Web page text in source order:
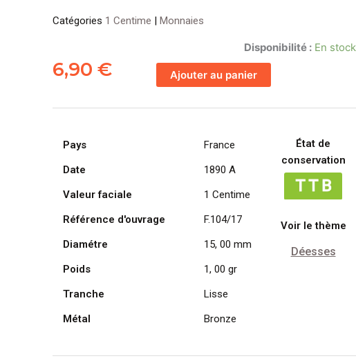
Catégories 1 Centime | Monnaies
6,90 €
Disponibilité : En stock
de
FRANCE,
de
Paris
Ajouter au panier
Pays
France
Date
1890 A
Valeur faciale
1 Centime
Référence d'ouvrage
F.104/17
Diamétre
15, 00 mm
Poids
1, 00 gr
Tranche
Lisse
Métal
Bronze
État de
conservation
Voir le thème
Déesses